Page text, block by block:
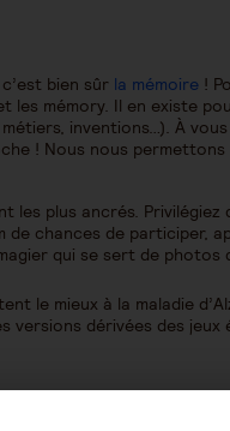
bien sûr la mémoire !
les mémory. Il en existe
inventions…). À
! Nous nous permettons
les plus ancrés. Privilégiez
chances de participer,
qui se sert de
le mieux à la maladie
dérivées des jeux